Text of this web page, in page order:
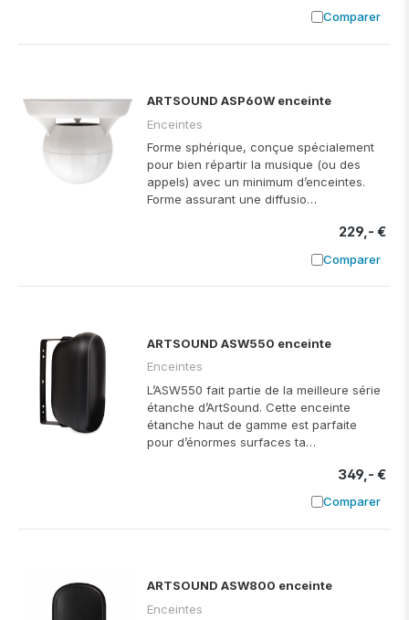
Comparer
Ajouter à
ARTSOUND ASP60W enceinte
Enceintes
Forme sphérique, conçue spécialement
pour bien répartir la musique (ou des
appels) avec un minimum d’enceintes.
Forme assurant une diffusio…
229,- €
Comparer
Ajouter à
ARTSOUND ASW550 enceinte
Enceintes
L’ASW550 fait partie de la meilleure série
étanche d’ArtSound. Cette enceinte
étanche haut de gamme est parfaite
pour d’énormes surfaces ta…
349,- €
Comparer
Ajouter à
ARTSOUND ASW800 enceinte
Enceintes